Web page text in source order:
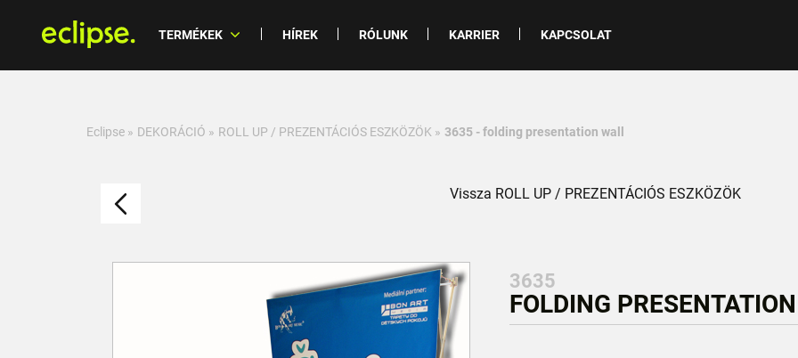
TERMÉKEK HÍREK RÓLUNK KARRIER KAPCSOLAT
Eclipse » DEKORÁCIÓ » ROLL UP / PREZENTÁCIÓS ESZKÖZÖK » 3635 - folding presentation wall
Vissza ROLL UP / PREZENTÁCIÓS ESZKÖZÖK
3635
FOLDING